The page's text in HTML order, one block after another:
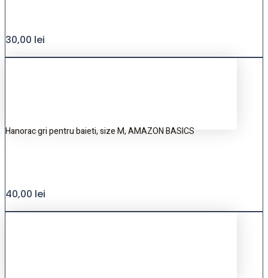
30,00 lei
Hanorac gri pentru baieti, size M, AMAZON BASICS
40,00 lei